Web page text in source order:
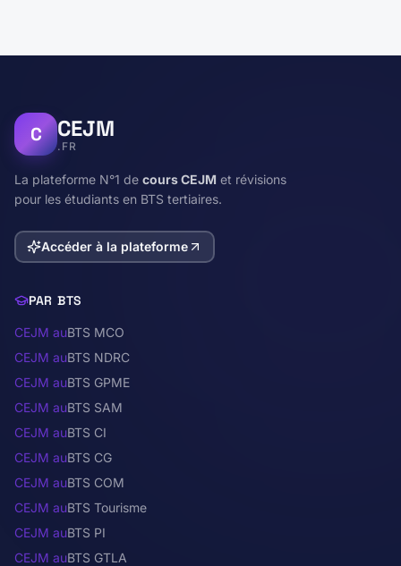
C CEJM
.FR
La plateforme N°1 de cours CEJM et révisions
pour les étudiants en BTS tertiaires.
Accéder à la plateforme
PAR BTS
CEJM auBTS MCO
CEJM auBTS NDRC
CEJM auBTS GPME
CEJM auBTS SAM
CEJM auBTS CI
CEJM auBTS CG
CEJM auBTS COM
CEJM auBTS Tourisme
CEJM auBTS PI
CEJM auBTS GTLA